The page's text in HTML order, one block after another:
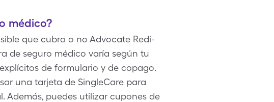
médico?
que cubra o no Advocate Redi-
de seguro médico varía según tu
de formulario y de copago.
una tarjeta de SingleCare para
puedes utilizar cupones de